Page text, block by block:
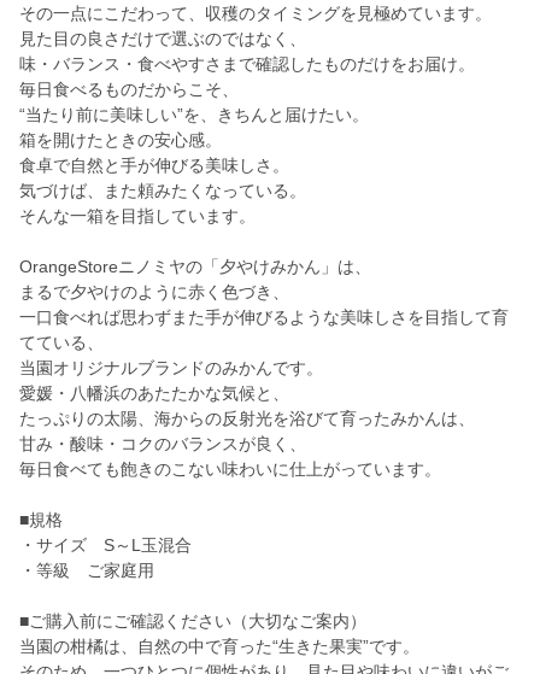
その一点にこだわって、収穫のタイミングを見極めています。
見た目の良さだけで選ぶのではなく、
味・バランス・食べやすさまで確認したものだけをお届け。
毎日食べるものだからこそ、
“当たり前に美味しい”を、きちんと届けたい。
箱を開けたときの安心感。
食卓で自然と手が伸びる美味しさ。
気づけば、また頼みたくなっている。
そんな一箱を目指しています。
OrangeStoreニノミヤの「夕やけみかん」は、
まるで夕やけのように赤く色づき、
一口食べれば思わずまた手が伸びるような美味しさを目指して育
てている、
当園オリジナルブランドのみかんです。
愛媛・八幡浜のあたたかな気候と、
たっぷりの太陽、海からの反射光を浴びて育ったみかんは、
甘み・酸味・コクのバランスが良く、
毎日食べても飽きのこない味わいに仕上がっています。
■規格
・サイズ S～L玉混合
・等級 ご家庭用
■ご購入前にご確認ください（大切なご案内）
当園の柑橘は、自然の中で育った“生きた果実”です。